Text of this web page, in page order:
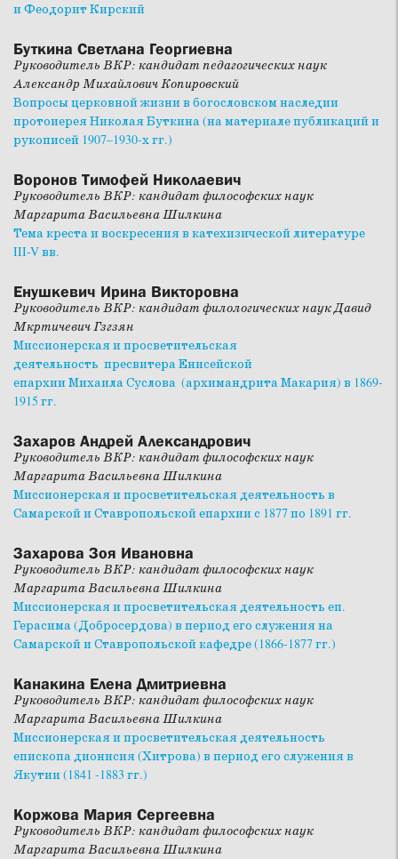
и Феодорит Кирский
Буткина Светлана Георгиевна
Руководитель ВКР: кандидат педагогических наук
Александр Михайлович Копировский
Вопросы церковной жизни в богословском наследии
протоиерея Николая Буткина (на материале публикаций и
рукописей 1907–1930-х гг.)
Воронов Тимофей Николаевич
Руководитель ВКР: кандидат философских наук
Маргарита Васильевна Шилкина
Тема креста и воскресения в катехизической литературе
III-V вв.
Енушкевич Ирина Викторовна
Руководитель ВКР: кандидат филологических наук Давид
Мкртичевич Гзгзян
Миссионерская и просветительская
деятельность пресвитера Енисейской
епархии Михаила Суслова (архимандрита Макария) в 1869-
1915 гг.
Захаров Андрей Александрович
Руководитель ВКР: кандидат философских наук
Маргарита Васильевна Шилкина
Миссионерская и просветительская деятельность в
Самарской и Ставропольской епархии с 1877 по 1891 гг.
Захарова Зоя Ивановна
Руководитель ВКР: кандидат философских наук
Маргарита Васильевна Шилкина
Миссионерская и просветительская деятельность еп.
Герасима (Добросердова) в период его служения на
Самарской и Ставропольской кафедре (1866-1877 гг.)
Канакина Елена Дмитриевна
Руководитель ВКР: кандидат философских наук
Маргарита Васильевна Шилкина
Миссионерская и просветительская деятельность
епископа дионисия (Хитрова) в период его служения в
Якутии (1841 -1883 гг.)
Коржова Мария Сергеевна
Руководитель ВКР: кандидат философских наук
Маргарита Васильевна Шилкина